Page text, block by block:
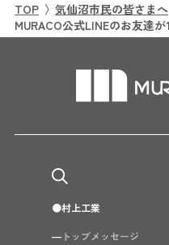
TOP 気仙沼市民の皆さまへ
MURACO公式LINEのお友達
村上工業
トップメッセージ